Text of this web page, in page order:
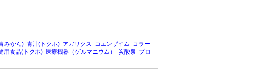
みかん) 青汁(トクホ) アガリクス コエンザイム コラー
用食品(トクホ) 医療機器（ゲルマニウム） 炭酸泉 プロ